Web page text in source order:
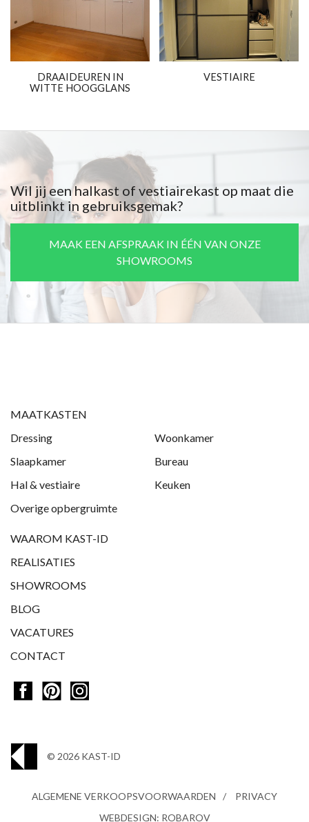
DRAAIDEUREN IN
WITTE HOOGGLANS
VESTIAIRE
Wil jij een halkast of vestiairekast op maat die
uitblinkt in gebruiksgemak?
MAAK EEN AFSPRAAK IN ÉÉN VAN ONZE
SHOWROOMS
MAATKASTEN
Dressing
Woonkamer
Slaapkamer
Bureau
Hal & vestiaire
Keuken
Overige opbergruimte
WAAROM KAST-ID
REALISATIES
SHOWROOMS
BLOG
VACATURES
CONTACT
© 2026 KAST-ID
ALGEMENE VERKOOPSVOORWAARDEN
PRIVACY
WEBDESIGN: ROBAROV